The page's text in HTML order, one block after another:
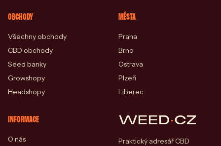
OBCHODY
Všechny obchody
CBD obchody
Seed banky
Growshopy
Headshopy
MĚSTA
Praha
Brno
Ostrava
Plzeň
Liberec
INFORMACE
O nás
WEED·CZ
Praktický adresář CBD